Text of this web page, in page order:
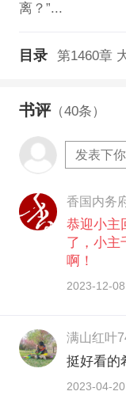
离？”...
目录 第1460章
书评（40条）
香国内务
恭迎小主
了，小主
啊！
2023-12-
满山红叶
挺好看的
2023-04-